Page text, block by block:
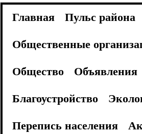
Главная Пульс района
Общественные
Общество
Объявления
Благоустройство
Перепись населения